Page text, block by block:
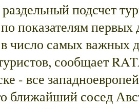
подсчет
показателям первых
число самых важных
сообщает
- все
ближайший сосед